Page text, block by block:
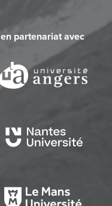
en partenariat avec